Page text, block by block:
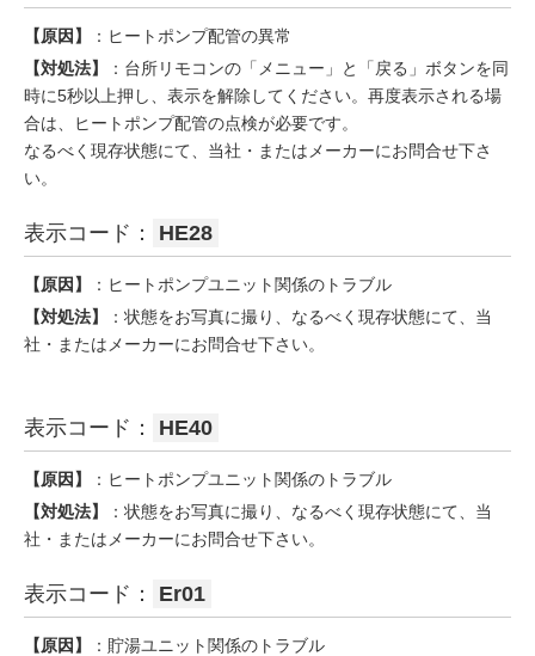
【原因】
：ヒートポンプ配管の異常
【対処法】
：台所リモコンの「メニュー」と「戻る」ボタンを同
時に5秒以上押し、表示を解除してください。再度表示される場
合は、ヒートポンプ配管の点検が必要です。
なるべく現存状態にて、当社・またはメーカーにお問合せ下さ
い。
表示コード： HE28
【原因】
：ヒートポンプユニット関係のトラブル
【対処法】
：状態をお写真に撮り、なるべく現存状態にて、当
社・またはメーカーにお問合せ下さい。
表示コード： HE40
【原因】
：ヒートポンプユニット関係のトラブル
【対処法】
：状態をお写真に撮り、なるべく現存状態にて、当
社・またはメーカーにお問合せ下さい。
表示コード： Er01
【原因】 ：貯湯ユニット関係のトラブル